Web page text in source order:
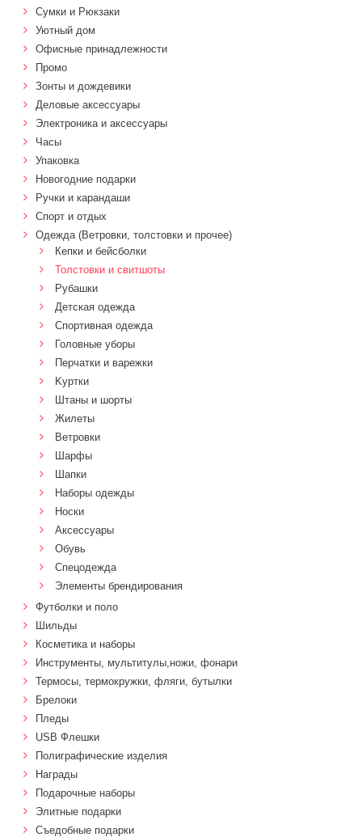
Сумки и Рюкзаки
Уютный дом
Офисные принадлежности
Промо
Зонты и дождевики
Деловые аксессуары
Электроника и аксессуары
Часы
Упаковка
Новогодние подарки
Ручки и карандаши
Спорт и отдых
Одежда (Ветровки, толстовки и прочее)
Кепки и бейсболки
Толстовки и свитшоты
Рубашки
Детская одежда
Спортивная одежда
Головные уборы
Перчатки и варежки
Kуртки
Штаны и шорты
Жилеты
Ветровки
Шарфы
Шапки
Наборы одежды
Носки
Аксессуары
Обувь
Спецодежда
Элементы брендирования
Футболки и поло
Шильды
Косметика и наборы
Инструменты, мультитулы,ножи, фонари
Термосы, термокружки, фляги, бутылки
Брелоки
Пледы
USB Флешки
Полиграфические изделия
Награды
Подарочные наборы
Элитные подарки
Cъедобные подарки